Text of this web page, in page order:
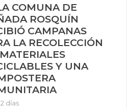
COMUNA DE
ROSQUÍN
CAMPANAS
LA RECOLECCIÓN
Y UNA
días